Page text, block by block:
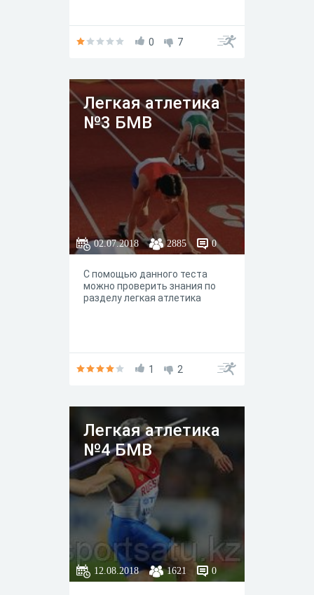
0 7
Легкая атлетика
№3 БМВ
02.07.2018 2885 0
С помощью данного теста
можно проверить знания по
разделу легкая атлетика
1 2
Легкая атлетика
№4 БМВ
12.08.2018 1621 0